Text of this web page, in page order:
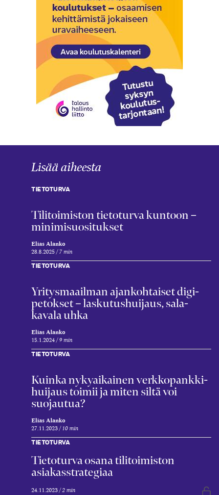
Lisää aiheesta
TIETOTURVA
Tili­toimiston tieto­turva kuntoon –
minimi­suositukset
Elias Alanko
28.8.2025 7 min
TIETOTURVA
Yritys­maailman ajan­kohtaiset digi­
petokset – laskutus­huijaus, sala­
kavala uhka
Elias Alanko
15.1.2024 9 min
TIETOTURVA
Kuinka nyky­aikainen verkko­pankki­
huijaus toimii ja miten siltä voi
suojautua?
Elias Alanko
27.11.2023 10 min
TIETOTURVA
Tieto­turva osana tili­toimiston
asiakas­strategiaa
24.11.2023 2 min